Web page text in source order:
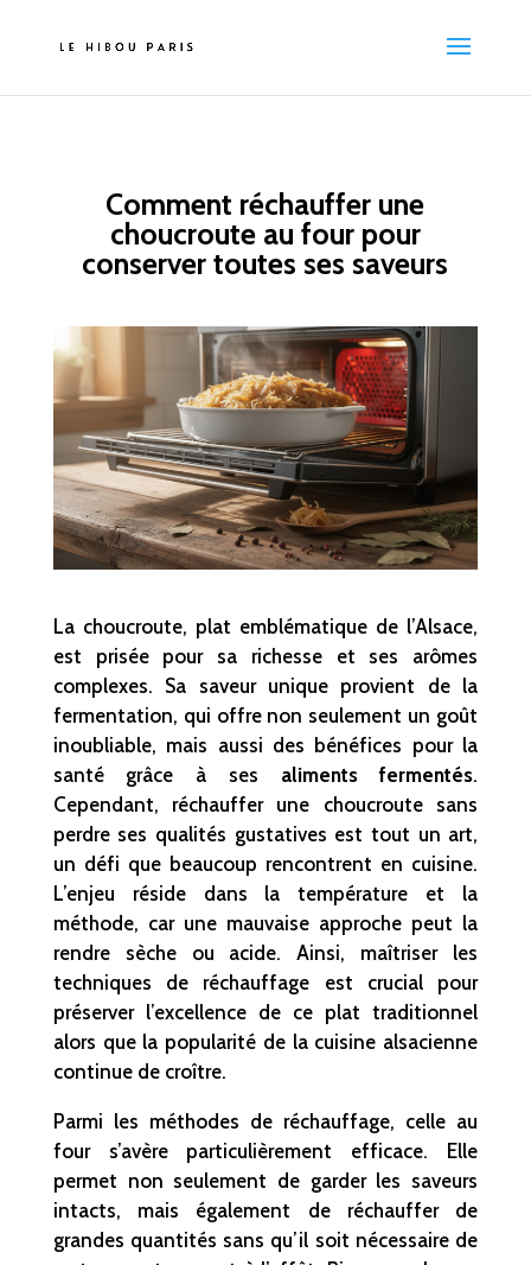
Comment réchauffer une
choucroute au four pour
conserver toutes ses saveurs
La choucroute, plat emblématique de l’Alsace,
est prisée pour sa richesse et ses arômes
complexes. Sa saveur unique provient de la
fermentation, qui offre non seulement un goût
inoubliable, mais aussi des bénéfices pour la
santé grâce à ses aliments fermentés.
Cependant, réchauffer une choucroute sans
perdre ses qualités gustatives est tout un art,
un défi que beaucoup rencontrent en cuisine.
L’enjeu réside dans la température et la
méthode, car une mauvaise approche peut la
rendre sèche ou acide. Ainsi, maîtriser les
techniques de réchauffage est crucial pour
préserver l’excellence de ce plat traditionnel
alors que la popularité de la cuisine alsacienne
continue de croître.
Parmi les méthodes de réchauffage, celle au
four s’avère particulièrement efficace. Elle
permet non seulement de garder les saveurs
intacts, mais également de réchauffer de
grandes quantités sans qu’il soit nécessaire de